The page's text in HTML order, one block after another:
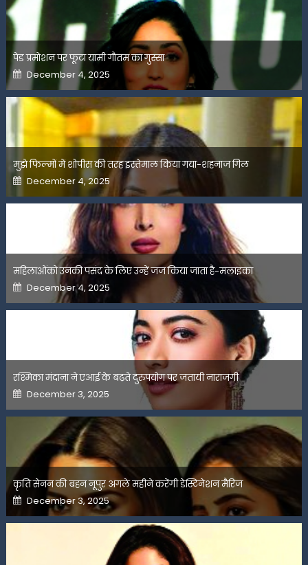
पेड प्रमोशन पर फूटा यामी गौतम का गुस्सा
Posted
on
December 4, 2025
मुझे फिल्मों में शोपीस की तरह इस्तेमाल किया गया-शहनाज गिल
Posted
on
December 4, 2025
महिलाओंको उनकी पसंद के लिए उन्हें जज किया जाता है-मलाइका
Posted
on
December 4, 2025
रश्मिका मंदाना ने एआई के बढ़ते दुरुपयोग पर जतायी नाराजगी
Posted
on
December 3, 2025
कृति सेनन की बहन नूपुर अगले महीने करेंगी डेस्टिनेशन मैरिज
Posted
on
December 3, 2025